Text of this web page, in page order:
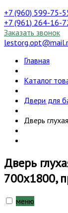
+7 (960) 599-75-
+7 (961) 264-16-
Заказать звонок
Главная
Каталог
Двери для
Дверь
Дверь
700х1800,
меню